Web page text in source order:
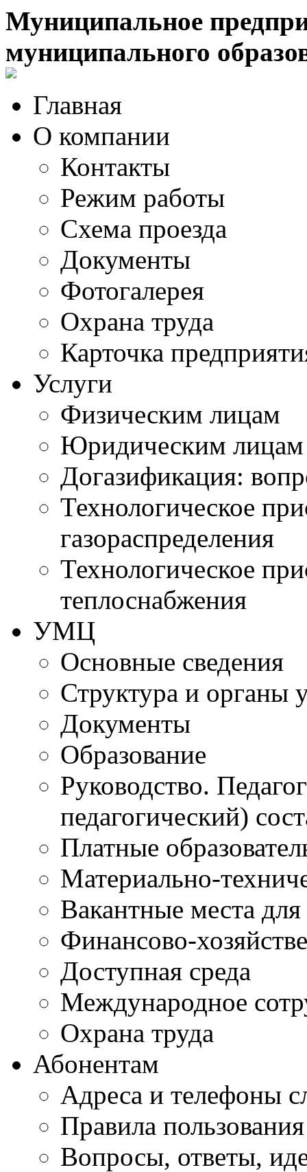
Муниципальное
муниципального
Главная
О компании
Контакты
Режим работы
Схема проезда
Документы
Фотогалерея
Охрана труда
Карточка
Услуги
Физическим лицам
Юридическим лицам
Догазификация:
Технологическое
газораспределения
Технологическое
теплоснабжения
УМЦ
Основные сведения
Структура и органы
Документы
Образование
Руководство.
педагогический)
Платные
Материально-
Вакантные места
Финансово-
Доступная среда
Международное
Охрана труда
Абонентам
Адреса и телефоны
Правила
Вопросы, ответы,